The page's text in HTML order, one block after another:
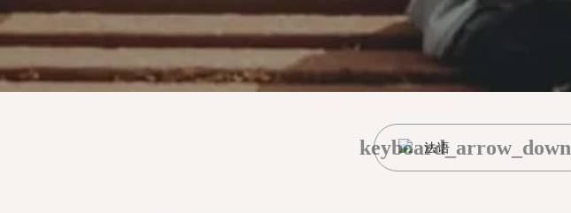
法语
keyboard_arrow_down